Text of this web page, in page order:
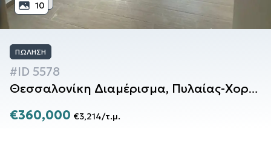
10
ΠΏΛΗΣΗ
#ID 5578
Θεσσαλονίκη Διαμέρισμα, Πυλαίας-Χορτιάτη
€360,000 €3,214/τ.μ.